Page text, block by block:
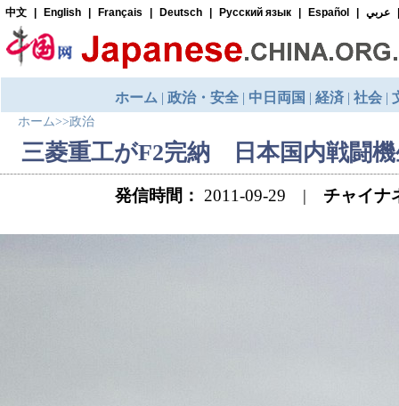
ホーム>>政治
三菱重工がF2完納 日本国内戦闘
発信時間： 2011-09-29 | チャイナ